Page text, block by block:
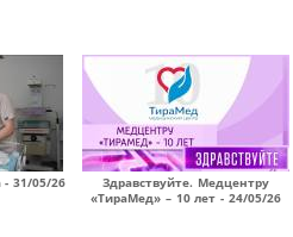
31/05/26
Здравствуйте. Медцентру
«ТираМед» – 10 лет - 24/05/26